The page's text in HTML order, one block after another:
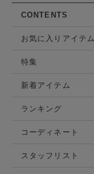
CONTENTS
お気に入りアイテム
特集
新着アイテム
ランキング
コーディネート
スタッフリスト